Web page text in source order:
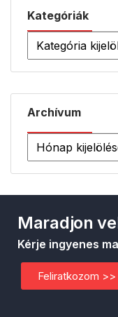
Kategóriák
Archívum
Maradjon
Kérje ingyenes
Feliratkozom >>